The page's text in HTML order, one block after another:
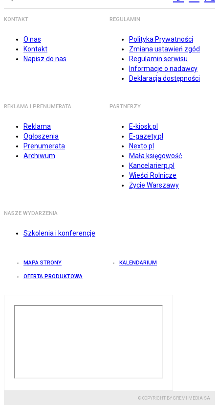
KONTAKT
O nas
Kontakt
Napisz do nas
REGULAMIN
Polityka Prywatności
Zmiana ustawień zgód
Regulamin serwisu
Informacje o nadawcy
Deklaracja dostępności
REKLAMA I PRENUMERATA
Reklama
Ogłoszenia
Prenumerata
Archiwum
PARTNERZY
E-kiosk.pl
E-gazety.pl
Nexto.pl
Mała księgowość
Kancelarierp.pl
Wieści Rolnicze
Życie Warszawy
NASZE WYDARZENIA
Szkolenia i konferencje
MAPA STRONY KALENDARIUM
OFERTA PRODUKTOWA
© COPYRIGHT BY GREMI MEDIA SA